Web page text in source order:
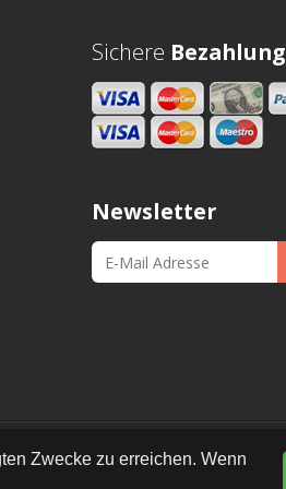
Zwecke zu erreichen. Wenn
Sichere Bezahlung
Newsletter
Datenschutz